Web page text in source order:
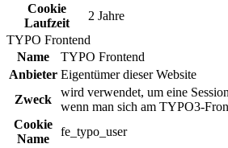
Cookie
Laufzeit
2 Jahre
TYPO Frontend
Name
TYPO Frontend
Anbieter Eigentümer dieser Website
Zweck
wird verwendet, um eine
wenn man sich am TYPO3-
Cookie
Name
fe_typo_user